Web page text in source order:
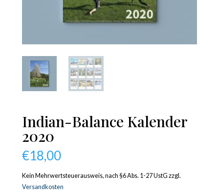
Indian-Balance Kalender
2020
€18,00
Kein Mehrwertsteuerausweis, nach §6 Abs. 1-27 UstG zzgl.
Versandkosten